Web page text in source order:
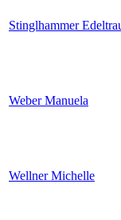
Stinglhammer
Weber Manuela
Wellner Michelle